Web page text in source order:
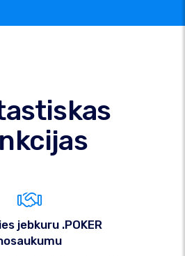
jebkuru .POKER